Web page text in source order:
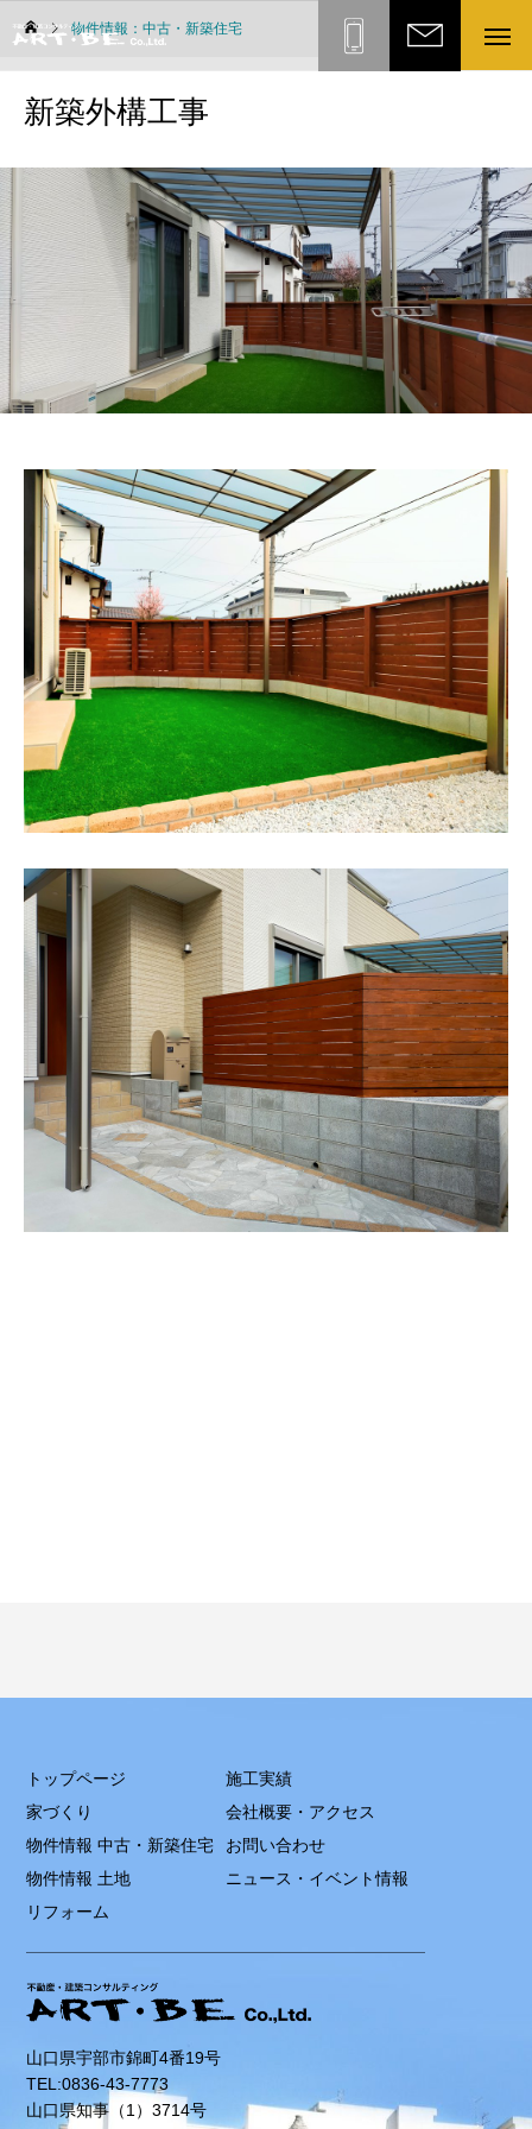
43-
7773
物件情報：中古・新築住宅
新築外構工事
トップページ
家づくり
物件情報 中古・新築住宅
物件情報 土地
リフォーム
施工実績
会社概要・アクセス
お問い合わせ
ニュース・イベント情報
山口県宇部市錦町4番19号
TEL:0836-43-7773
山口県知事（1）3714号